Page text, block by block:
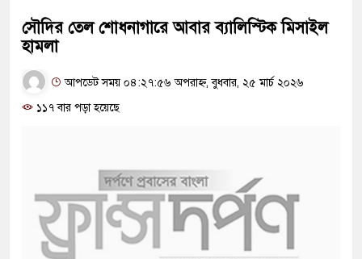
সৌদির তেল শোধনাগারে আবার ব্যালিস্টিক মিসাইল
হামলা
আপডেট সময় ০৪:২৭:৫৬ অপরাহ্ন, বুধবার, ২৫ মার্চ ২০২৬
১১৭ বার পড়া হয়েছে